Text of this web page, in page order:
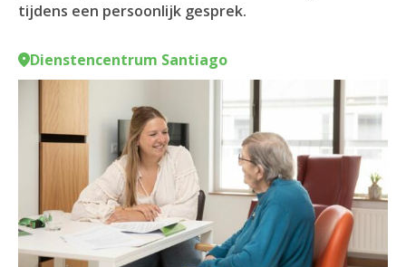
tijdens een persoonlijk gesprek.
Dienstencentrum Santiago